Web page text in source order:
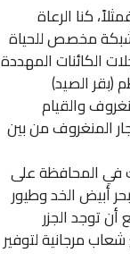
كنا الرعاة
مخصص للحياة
الكائنات المهددة
(بقر الصيد)
والقيام
المنغروف من بين
في المحافظة على
أبيض الخد وطيور
أن توجد الجزر
مرجانية لتوفير